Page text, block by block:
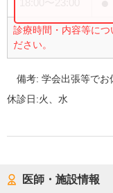
診療時間・内容等につ
ださい。
備考:学会出張等でお
休診日:火、水
医師・施設情報